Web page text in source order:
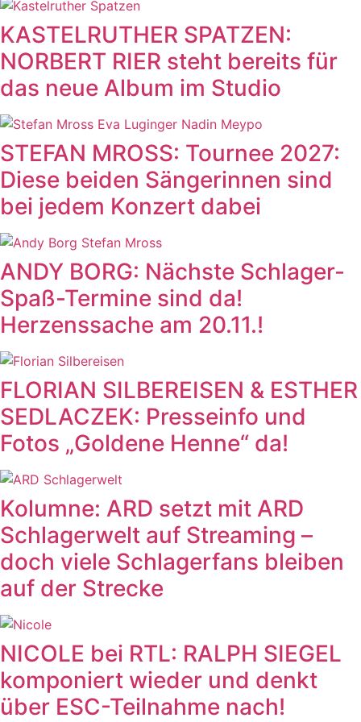
KASTELRUTHER SPATZEN:
NORBERT RIER steht bereits für
das neue Album im Studio
STEFAN MROSS: Tournee 2027:
Diese beiden Sängerinnen sind
bei jedem Konzert dabei
ANDY BORG: Nächste Schlager-
Spaß-Termine sind da!
Herzenssache am 20.11.!
FLORIAN SILBEREISEN & ESTHER
SEDLACZEK: Presseinfo und
Fotos „Goldene Henne“ da!
Kolumne: ARD setzt mit ARD
Schlagerwelt auf Streaming –
doch viele Schlagerfans bleiben
auf der Strecke
NICOLE bei RTL: RALPH SIEGEL
komponiert wieder und denkt
über ESC-Teilnahme nach!